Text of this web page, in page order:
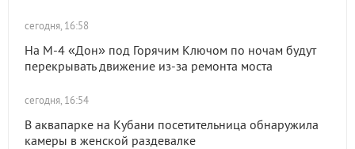
сегодня, 16:58
На М-4 «Дон» под Горячим Ключом по ночам будут
перекрывать движение из-за ремонта моста
сегодня, 16:54
В аквапарке на Кубани посетительница обнаружила
камеры в женской раздевалке